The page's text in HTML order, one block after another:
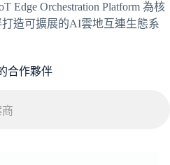
Edge Orchestration Platform 為核
造可擴展的AI雲地互連生態系
合作夥伴